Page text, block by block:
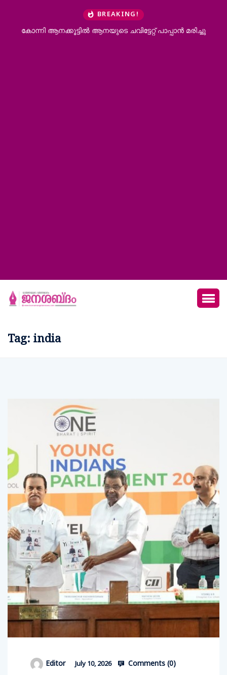
BREAKING!
കോന്നി ആനക്കൂട്ടിൽ ആനയുടെ ചവിട്ടേറ്റ് പാപ്പാൻ മരിച്ചു
Tag: india
Editor July 10, 2026 Comments (0)